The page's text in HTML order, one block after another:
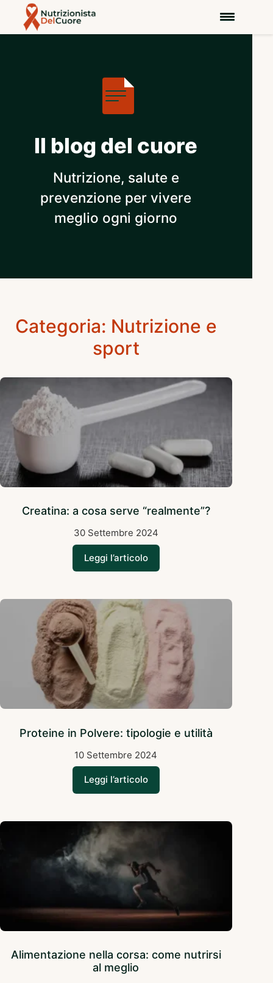
Il blog del cuore
Nutrizione, salute e
prevenzione per vivere
meglio ogni giorno
Categoria: Nutrizione e
sport
Creatina: a cosa serve “realmente”?
30 Settembre 2024
Leggi l’articolo
Proteine in Polvere: tipologie e utilità
10 Settembre 2024
Leggi l’articolo
Alimentazione nella corsa: come nutrirsi
al meglio